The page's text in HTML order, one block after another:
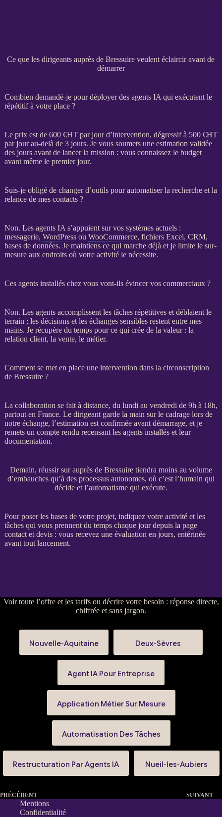
Ce que les dirigeants auprès de Bressuire veulent éclaircir avant de
démarrer
Combien demandé-je pour déployer des agents IA qui exécutent le
répétitif à votre place ?
Le prix est de 600 €HTpar jour d’intervention, dégressif à 500 €HT
par jour au-delà de 3 jours. Je vous soumets une estimation validée
des jours avant de lancer la mission : vous connaissez le budget
avant même le premier jour.
Suis-je obligé de changer d’outils pour automatiser la recherche et la
relance de mes contacts ?
Non. Les agents IA s’appuient sur vos systèmes actuels :
messagerie, WordPressou WooCommerce, fichiers Excel, CRM,
bases de données. Je maintiens ce qui marche déjà et je limite le sur-
mesure aux endroits où votre activité le nécessite.
Ces agents installés chez vous vont-ils évincer vos commerciaux ?
Non. Les agentsaccomplissent les tâches répétitives et déblaient le
terrain ; les décisions et les échanges sensibles restent entre mes
mains. Je récupère du temps pour ce qui crée de la valeur : la
relation client, la vente, le métier.
Comment se met en place une intervention dans la circonscription
de Bressuire ?
La collaboration se fait à distance, du lundi au vendredi de 9h à 18h,
partout en France. Le dirigeant garde la main sur le cadragelors de
notre échange, l’estimation est confirmée avant démarrage, et je
remets un compte rendu recensant les agentsinstallés et leur
documentation.
Demain, réussir sur auprès de Bressuire tiendra moins au volume
d’embauches qu’à des processus autonomes, où c’est l’humain qui
décide et l’automatisme qui exécute.
Pour poser les bases de votre projet, indiquez votre activité et les
tâches qui vous prennent du temps chaque jour depuis la page
contact et devis: vous recevez une évaluation en jours, entérinée
avant tout lancement.
Voirtoute l’offre et les tarifsou décrire votre besoin : réponse directe,
chiffrée et sans jargon.
Nouvelle-Aquitaine Deux-Sèvres
Agent IA Pour Entreprise
Application Métier Sur Mesure
Automatisation Des Tâches
Restructuration Par Agents IA Nueil-les-Aubiers
PRÉCÉDENT SUIVANT
Mentions
Confidentialité